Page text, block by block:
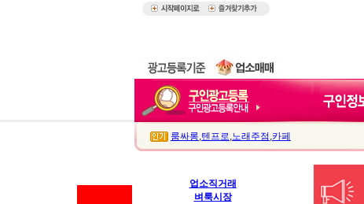
룸싸롱,텐프로,노래주점 ,카페
업소직거래
벼룩시장